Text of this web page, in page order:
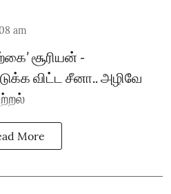
am
சூரியன் -
விட்ட சீனா.. அழிவே
More